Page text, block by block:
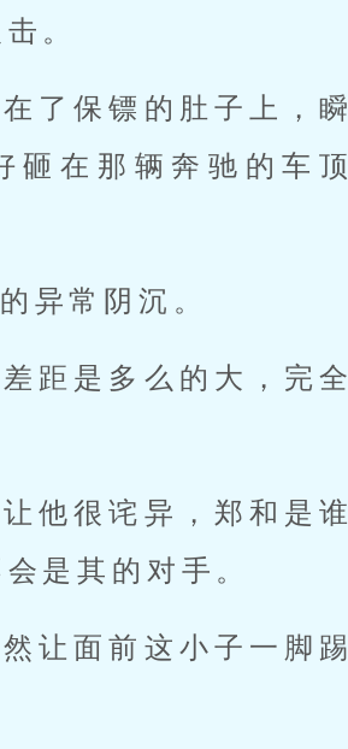
。
了保镖的肚子上，瞬
砸在那辆奔驰的车顶
异常阴沉。
距是多么的大，完全
他很诧异，郑和是谁
是其的对手。
让面前这小子一脚踢